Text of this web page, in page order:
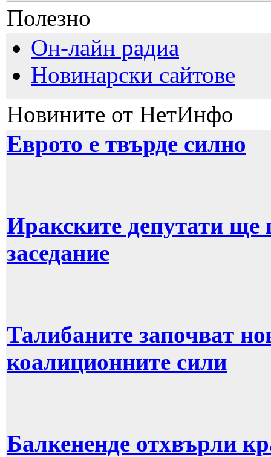
Полезно
Он-лайн радиа
Новинарски сайтове
Новините от НетИнфо
Еврото е твърде силно
Иракските депутати ще
заседание
Талибаните започват
коалиционните сили
Балкененде отхвърли